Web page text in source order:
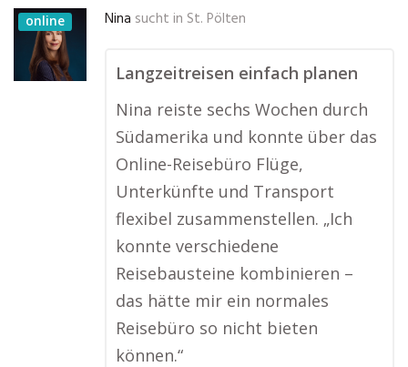
online Nina sucht in St. Pölten
Langzeitreisen einfach planen
Nina reiste sechs Wochen durch
Südamerika und konnte über das
Online-Reisebüro Flüge,
Unterkünfte und Transport
flexibel zusammenstellen. „Ich
konnte verschiedene
Reisebausteine kombinieren –
das hätte mir ein normales
Reisebüro so nicht bieten
können.“